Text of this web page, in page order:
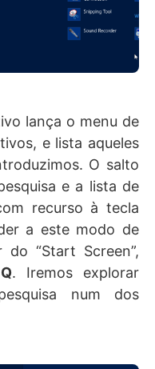
lança o menu de
e lista aqueles
O salto
e a lista de
recurso à tecla
a este modo de
“Start Screen”,
. Iremos explorar
num dos